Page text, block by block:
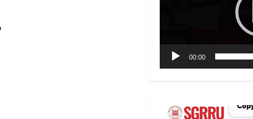
00:00